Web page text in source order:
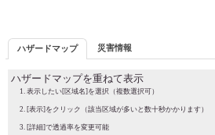
ハザードマップ 災害情報
ハザードマップを重ねて表示
表示したい[区域名]を選択（複数選択可）
[表示]をクリック（該当区域が多いと数十秒かかります）
[詳細]で透過率を変更可能